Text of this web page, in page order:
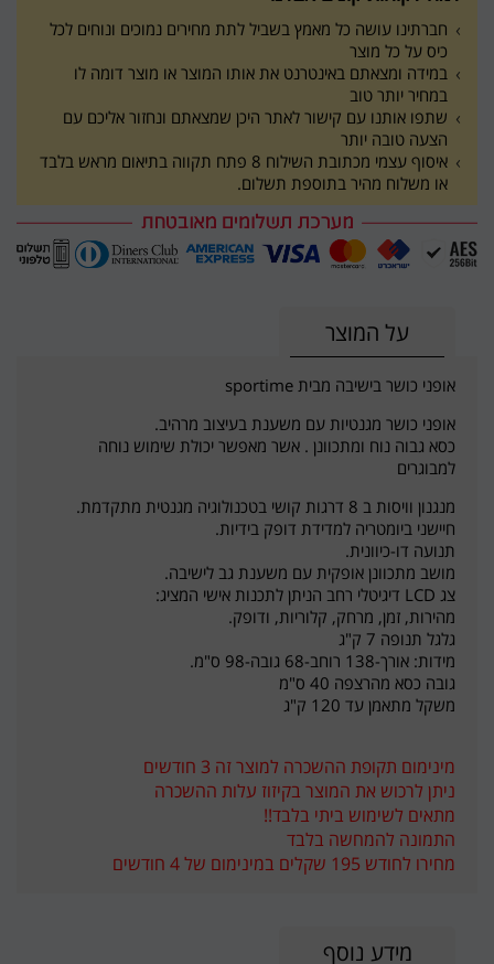
חברתינו עושה כל מאמץ בשביל לתת מחירים נמוכים ונוחים לכל
כיס על כל מוצר
במידה ומצאתם באינטרנט את אותו המוצר או מוצר דומה לו
במחיר יותר טוב
שתפו אותנו עם קישור לאתר היכן שמצאתם ונחזור אליכם עם
הצעה טובה יותר
איסוף עצמי מכתובת השילוח 8 פתח תקווה בתיאום מראש בלבד
או משלוח מהיר בתוספת תשלום.
על המוצר
אופני כושר בישיבה מבית sportime
אופני כושר מגנטיות עם משענת בעיצוב מרהיב.
כסא גבוה נוח ומתכוונן . אשר מאפשר יכולת שימוש נוחה
למבוגרים
מנגנון וויסות ב 8 דרגות קושי בטכנולוגיה מגנטית מתקדמת.
חיישני ביומטריה למדידת דופק בידיות.
תנועה דו-כיוונית.
מושב מתכוונן אופקית עם משענת גב לישיבה.
צג LCD דיגיטלי רחב הניתן לתכנות אישי המציג:
מהירות, זמן, מרחק, קלוריות, ודופק.
גלגל תנופה 7 ק"ג
מידות: אורך-138 רוחב-68 גובה-98 ס"מ.
גובה כסא מהרצפה 40 ס"מ
משקל מתאמן עד 120 ק"ג
מינימום תקופת ההשכרה למוצר זה 3 חודשים
ניתן לרכוש את המוצר בקיזוז עלות ההשכרה
מתאים לשימוש ביתי בלבד!!
התמונה להמחשה בלבד
מחירו לחודש 195 שקלים במינימום של 4 חודשים
מידע נוסף